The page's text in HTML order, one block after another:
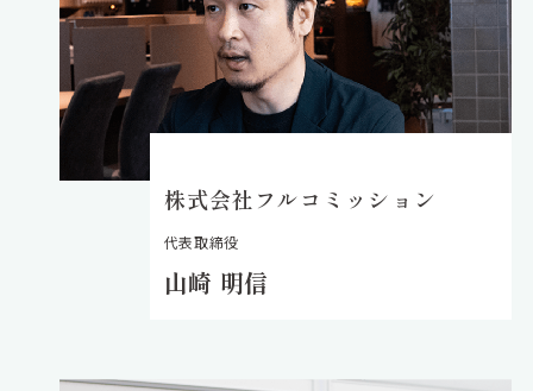
株式会社フルコミッション
代表取締役
山崎 明信